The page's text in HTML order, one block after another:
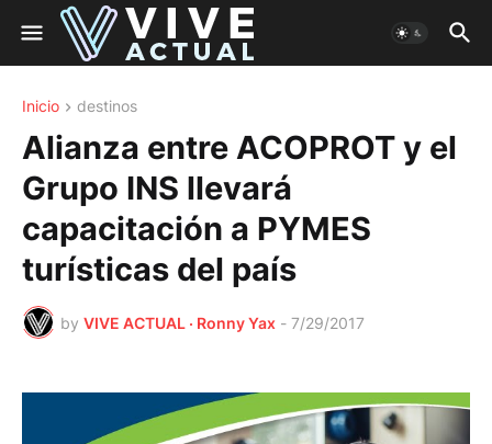
Inicio destinos
Alianza entre ACOPROT y el
Grupo INS llevará
capacitación a PYMES
turísticas del país
by VIVE ACTUAL · Ronny Yax - 7/29/2017